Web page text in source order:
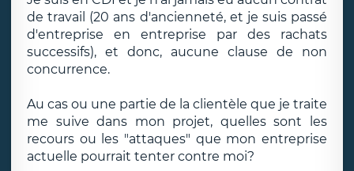
de travail (20 ans d'ancienneté, et je suis passé
d'entreprise en entreprise par des rachats
successifs), et donc, aucune clause de non
concurrence.
Au cas ou une partie de la clientèle que je traite
me suive dans mon projet, quelles sont les
recours ou les "attaques" que mon entreprise
actuelle pourrait tenter contre moi?